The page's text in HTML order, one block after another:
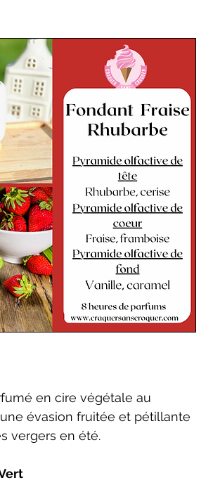
en cire végétale au
évasion fruitée et pétillante
vergers en été.